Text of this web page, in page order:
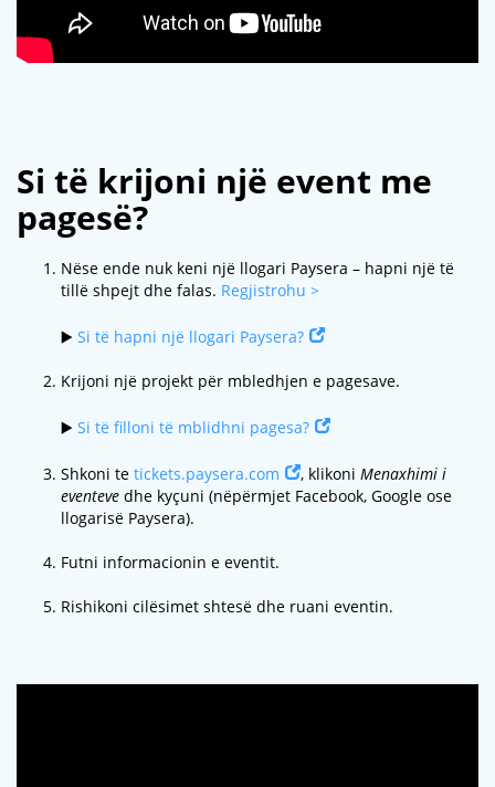
Si të krijoni një event me
pagesë?
Nëse ende nuk keni një llogari Paysera – hapni një të
tillë shpejt dhe falas. Regjistrohu >
▶️ Si të hapni një llogari Paysera?
Krijoni një projekt për mbledhjen e pagesave.
▶️ Si të filloni të mblidhni pagesa?
Shkoni te tickets.paysera.com , klikoni Menaxhimi i
eventeve dhe kyçuni (nëpërmjet Facebook, Google ose
llogarisë Paysera).
Futni informacionin e eventit.
Rishikoni cilësimet shtesë dhe ruani eventin.